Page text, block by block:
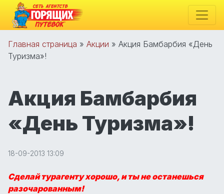
Главная страница » Акции » Акция Бамбарбия «День
Туризма»!
Акция Бамбарбия
«День Туризма»!
18-09-2013 13:09
Сделай турагенту хорошо, и ты не останешься
разочарованным!